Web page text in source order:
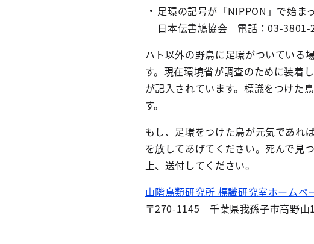
足環の記号が「NIPPON」で始ま
日本伝書鳩協会 電話：03-3801-
ハト以外の野鳥に足環がついている
す。現在環境省が調査のために装着
が記入されています。標識をつけた
す。
もし、足環をつけた鳥が元気であれ
を放してあげてください。死んで見
上、送付してください。
山階鳥類研究所 標識研究室ホームペ
〒270-1145 千葉県我孫子市高野